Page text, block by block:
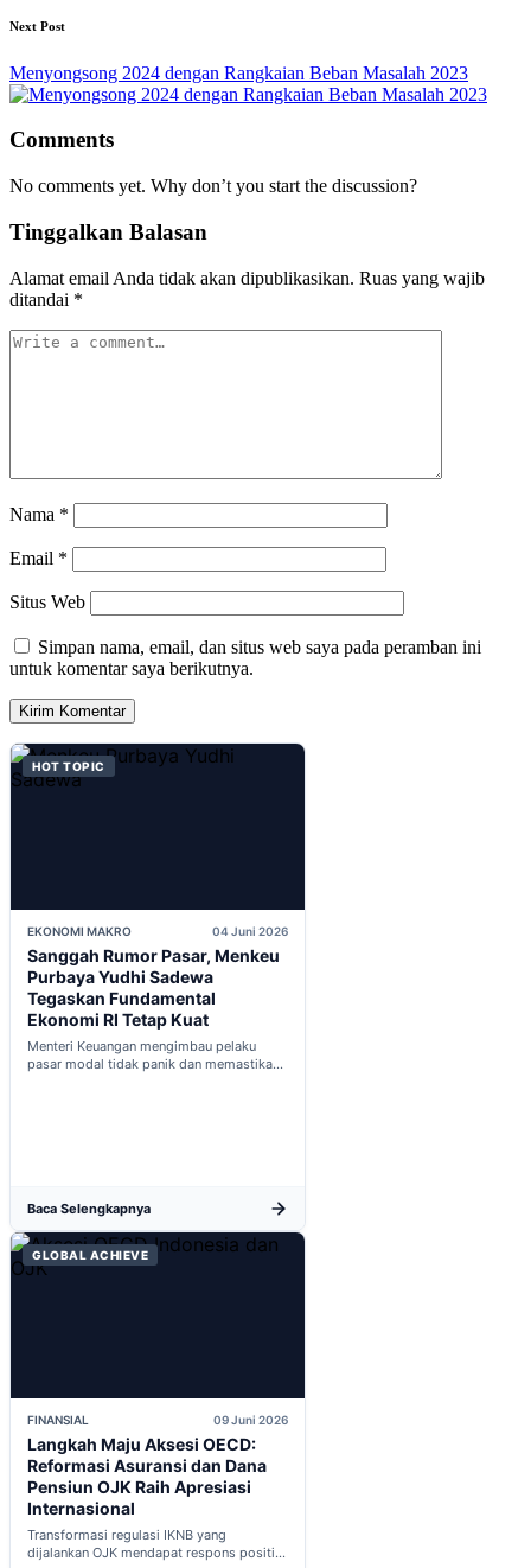
Next Post
Menyongsong 2024 dengan Rangkaian Beban Masalah 2023
Comments
No comments yet. Why don’t you start the discussion?
Tinggalkan Balasan
Alamat email Anda tidak akan dipublikasikan. Ruas yang wajib
ditandai *
Nama *
Email *
Situs Web
Simpan nama, email, dan situs web saya pada peramban ini
untuk komentar saya berikutnya.
HOT TOPIC
EKONOMI MAKRO 04 Juni 2026
Sanggah Rumor Pasar, Menkeu
Purbaya Yudhi Sadewa
Tegaskan Fundamental
Ekonomi RI Tetap Kuat
Menteri Keuangan mengimbau pelaku
pasar modal tidak panik dan memastikan
Baca Selengkapnya
GLOBAL ACHIEVE
FINANSIAL 09 Juni 2026
Langkah Maju Aksesi OECD:
Reformasi Asuransi dan Dana
Pensiun OJK Raih Apresiasi
Internasional
Transformasi regulasi IKNB yang
dijalankan OJK mendapat respons positif